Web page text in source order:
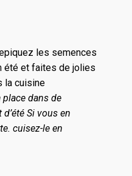
les semences
été et faites de jolies
la cuisine
place dans de
Si vous en
cuisez-le en